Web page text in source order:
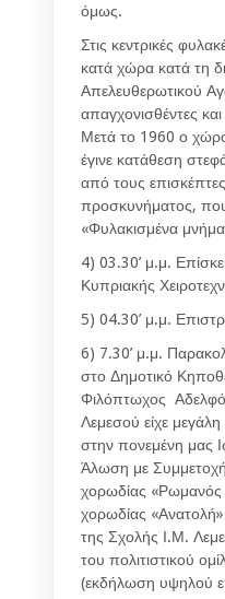
όμως.
Στις κεντρικές
κατά χώρα κατά τη
Απελευθερωτικού
απαγχονισθέντες
Μετά το 1960 ο
έγινε κατάθεση
από τους
προσκυνήματος,
«Φυλακισμένα
4) 03.30’ μ.μ.
Κυπριακής
5) 04.30’ μ.μ.
6) 7.30’ μ.μ.
στο Δημοτικό
Φιλόπτωχος
Λεμεσού είχε
στην πονεμένη μας
Άλωση με Συμμετοχή
χορωδίας
χορωδίας
της Σχολής Ι.Μ.
του πολιτιστικού
(εκδήλωση υψηλού